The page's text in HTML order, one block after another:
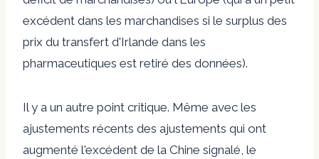
excédent dans les marchandises si le surplus des
prix du transfert d'Irlande dans les
pharmaceutiques est retiré des données).
Il y a un autre point critique. Même avec les
ajustements récents des ajustements qui ont
augmenté l'excédent de la Chine signalé, le